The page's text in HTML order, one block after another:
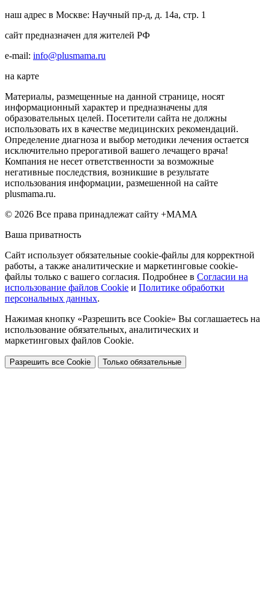
наш адрес в Москве: Научный пр-д, д. 14а, стр. 1
сайт предназначен для жителей РФ
e-mail: info@plusmama.ru
на карте
Материалы, размещенные на данной странице, носят
информационный характер и предназначены для
образовательных целей. Посетители сайта не должны
использовать их в качестве медицинских рекомендаций.
Определение диагноза и выбор методики лечения остается
исключительно прерогативой вашего лечащего врача!
Компания не несет ответственности за возможные
негативные последствия, возникшие в результате
использования информации, размешенной на сайте
plusmama.ru.
© 2026 Все права принадлежат сайту +МАМА
Ваша приватность
Сайт использует обязательные cookie-файлы для корректной
работы, а также аналитические и маркетинговые cookie-
файлы только с вашего согласия. Подробнее в Согласии на
использование файлов Cookie и Политике обработки
персональных данных.
Нажимая кнопку «Разрешить все Cookie» Вы соглашаетесь на
использование обязательных, аналитических и
маркетинговых файлов Cookie.
Разрешить все Cookie Только обязательные